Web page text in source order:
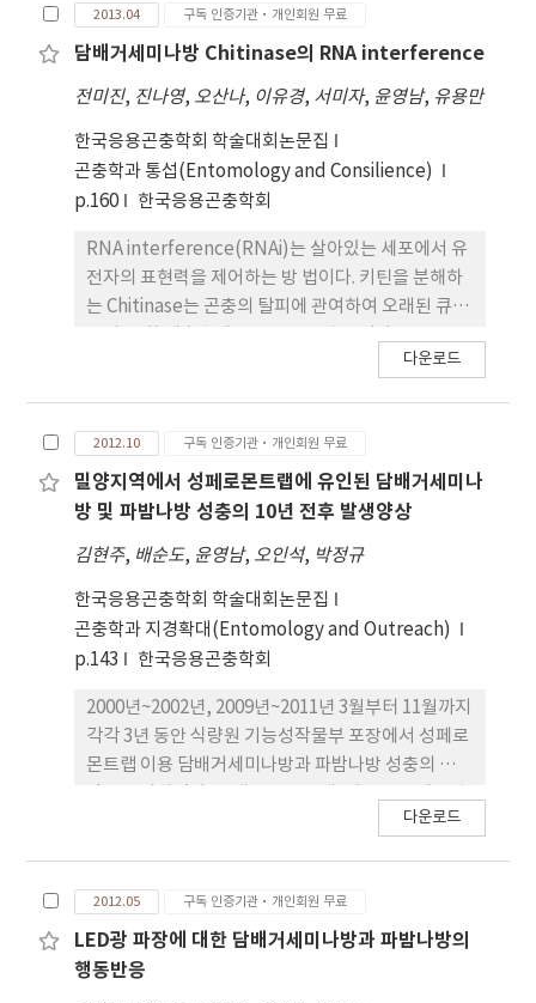
하여 제공하였다. 관찰 결과, 담배거세미나방 유충의
피망 잎 섭식 행동은 계단형의 불연속적인 섭식 형태
되었으며 비 섭식기 이후 탈피를 하고 다시 섭식기에
들어서는 것을 확인할 수 있었다. 비교 실험을 위해
BT(Bacillus thuringiensis)제를 권장사용량의 절
반 농도(500 ppm)로 처리한 결과, 대조구에 비해 섭
할 수 있었다.
2013.04 구독 인증기관·개인회원 무료
담배거세미나방 Chitinase의 RNA interference
전미진, 진나영, 오산나, 이유경, 서미자, 윤영남, 유용만
한국응용곤충학회 학술대회논문집
곤충학과 통섭(Entomology and Consilience)
p.160
한국응용곤충학회
RNA interference(RNAi)는 살아있는 세포에서 유
전자의 표현력을 제어하는 방 법이다. 키틴을 분해하
는 Chitinase는 곤충의 탈피에 관여하여 오래된 큐티
Chitinase를 이용하여 RNA interference 효과 를
직전의 유충, 5령 유충, 5령 유충의 외피로부터 각각
실 시하였다. RNA 추출물을 주형으로 cDNA를 합성
하였고, 시퀀스 분석 결과 담배 거세미나방의
나방 Chitinase 의 dsRNA 합성과 생물검정을 통해
RNAi 효과를 확인하고자 한다.
다운로드
2012.10 구독 인증기관·개인회원 무료
밀양지역에서 성페로몬트랩에 유인된 담배거세미나
방 및 파밤나방 성충의 10년 전후 발생양상
김현주, 배순도, 윤영남, 오인석, 박정규
한국응용곤충학회 학술대회논문집
곤충학과 지경확대(Entomology and Outreach)
p.143
한국응용곤충학회
2000년~2002년, 2009년~2011년 3월부터 11월까지
각각 3년 동안 식량원 기능성작물부 포장에서 성페로
몬트랩 이용 담배거세미나방과 파밤나방 성충의 발생
크사(2000년~2002년)와 그린아그로텍(2009년
2009~2011년이 2000~2002년보다 평균온도, 최고
온도, 최저온도가 0.1~0.3℃ 높았고, 8~11월도
0.5~0.7℃ 높았으나 3~7월은 0~0.3℃ 낮았다.
다운로드
2012.05 구독 인증기관·개인회원 무료
LED광 파장에 대한 담배거세미나방과 파밤나방의
행동반응